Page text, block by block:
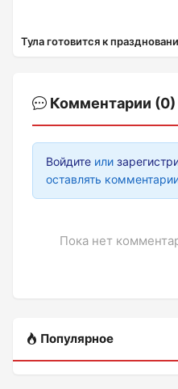
Тула готовится к
Комментарии (0)
Войдите или
оставлять
Пока нет
Популярное